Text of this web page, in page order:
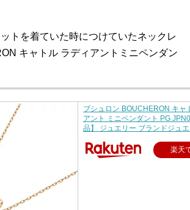
トを着ていた時につけていたネックレ
キャトル ラディアントミニペンダン
ブシュロン BOUCHERON キャ
アント ミニペンダント PG
品】 ジュエリー ブランドジュ
楽天